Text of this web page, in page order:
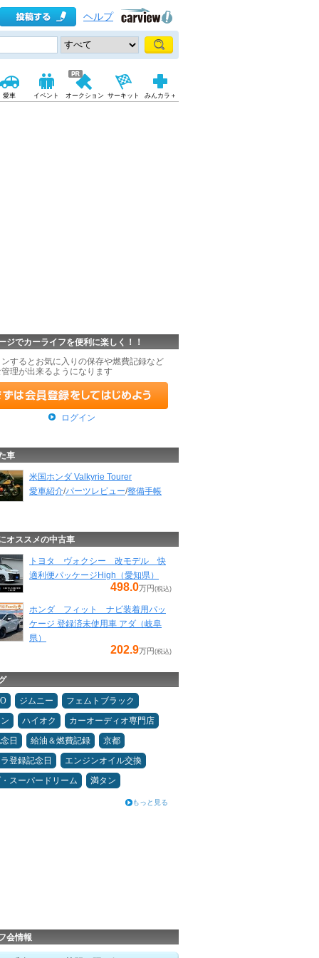
ヘルプ
愛車 イベント オークション サーキット みんカラ＋
ジでカーライフを便利に楽しく！！
するとお気に入りの保存や燃費記録など
理が出来るようになります
ログイン
車
米国ホンダ Valkyrie Tourer
愛車紹介/パーツレビュー/整備手帳
オススメの中古車
トヨタ ヴォクシー 改モデル 快
適利便パッケージHigh（愛知県）
498.0万円 (税込)
ホンダ フィット ナビ装着用パッ
ケージ 登録済未使用車 アダ（岐阜
県）
202.9万円 (税込)
ジムニー
フェムトブラック
ハイオク
カーオーディオ専門店
日
給油＆燃費記録
京都
登録記念日
エンジンオイル交換
スーパードリーム
満タン
もっと見る
会情報